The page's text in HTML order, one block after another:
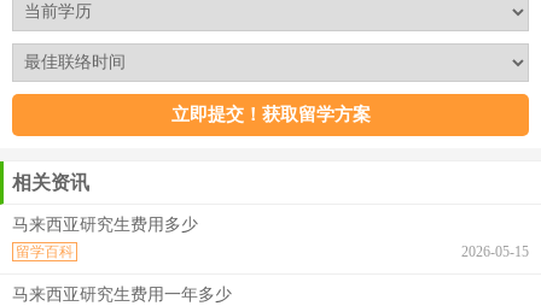
相关资讯
马来西亚研究生费用多少
2026-05-15
留学百科
马来西亚研究生费用一年多少